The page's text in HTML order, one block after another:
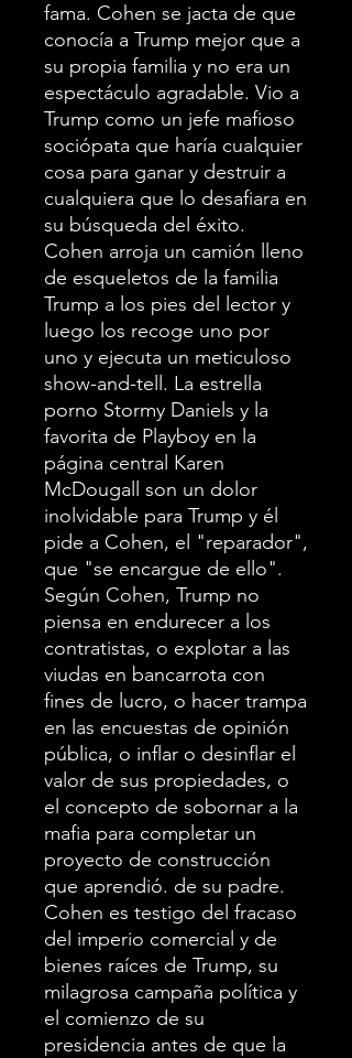
fama. Cohen se jacta de que
conocía a Trump mejor que a
su propia familia y no era un
espectáculo agradable. Vio a
Trump como un jefe mafioso
sociópata que haría cualquier
cosa para ganar y destruir a
cualquiera que lo desafiara en
su búsqueda del éxito.
Cohen arroja un camión lleno
de esqueletos de la familia
Trump a los pies del lector y
luego los recoge uno por
uno y ejecuta un meticuloso
show-and-tell. La estrella
porno Stormy Daniels y la
favorita de Playboy en la
página central Karen
McDougall son un dolor
inolvidable para Trump y él
pide a Cohen, el "reparador",
que "se encargue de ello".
Según Cohen, Trump no
piensa en endurecer a los
contratistas, o explotar a las
viudas en bancarrota con
fines de lucro, o hacer trampa
en las encuestas de opinión
pública, o inflar o desinflar el
valor de sus propiedades, o
el concepto de sobornar a la
mafia para completar un
proyecto de construcción
que aprendió. de su padre.
Cohen es testigo del fracaso
del imperio comercial y de
bienes raíces de Trump, su
milagrosa campaña política y
el comienzo de su
presidencia antes de que la